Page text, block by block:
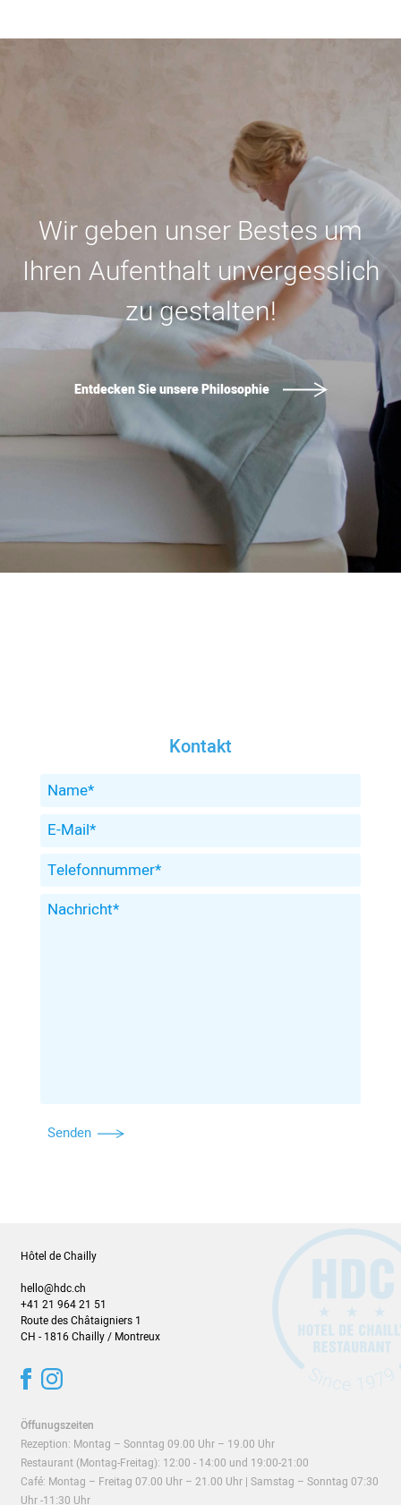
Wir geben unser Bestes um
Ihren Aufenthalt unvergesslich
zu gestalten!
Entdecken Sie unsere Philosophie
Kontakt
Senden
Hôtel de Chailly
hello@hdc.ch
+41 21 964 21 51
Route des Châtaigniers 1
CH - 1816 Chailly / Montreux
Öffunugszeiten
Rezeption: Montag – Sonntag 09.00 Uhr – 19.00 Uhr
Restaurant (Montag-Freitag): 12:00 - 14:00 und 19:00-21:00
Café: Montag – Freitag 07.00 Uhr – 21.00 Uhr | Samstag – Sonntag 07:30
Uhr -11:30 Uhr